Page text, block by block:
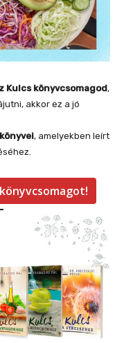
Kulcs könyvcsomagod,
akkor ez a jó
, amelyekben leírt